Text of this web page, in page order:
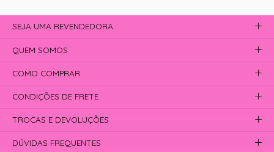
SEJA UMA REVENDEDORA
QUEM SOMOS
COMO COMPRAR
CONDIÇÕES DE FRETE
TROCAS E DEVOLUÇÕES
DÚVIDAS FREQUENTES